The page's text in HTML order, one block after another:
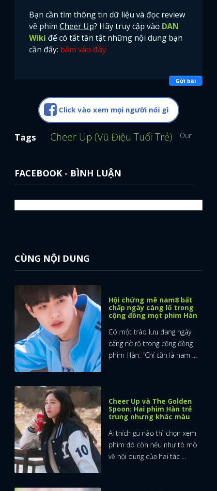
Bạn cần tìm thông tin dữ liệu và đọc review
về phim Cheer Up? Hãy truy cập vào DAN
Wiki để có tất tần tật những nội dung bạn
cần đấy: bấm vào đây
Gửi bài
Click vào xem mọi người nói gì
Tags Cheer Up (Vũ Điệu Tuổi Trẻ) Our
FACEBOOK - BÌNH LUẬN
CÙNG NỘI DUNG
Hội chứng mê nam8 bất
chấp ngày càng lố trong
cộng đồng mọt phim Hàn
Có một trào lưu đang ngày
càng nở rộ trong cộng đồng
phim Hàn: "Chỉ cần là nam ...
Cheer Up và The Golden
Spoon: Hai phim Hàn trẻ
trung nhưng khác màu
Ai thích gu nào thì chọn xem
phim đó còn nếu như tò mò
về nội dung của hai tác ...